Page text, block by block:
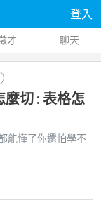
登入
才 聊天
切 : 表格怎
能懂了你還怕學不